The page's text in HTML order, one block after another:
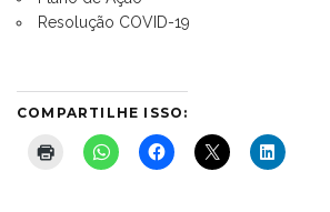
Resolução COVID-19
COMPARTILHE ISSO: